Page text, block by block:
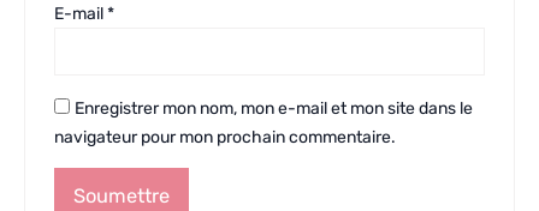
E-mail*
Enregistrer mon nom, mon e-mail et mon site dans le
navigateur pour mon prochain commentaire.